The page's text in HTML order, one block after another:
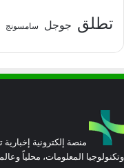
تطلق جوجل سامسونج
منصة إلكترونية إخبارية
وتكنولوجيا المعلومات، محلياً